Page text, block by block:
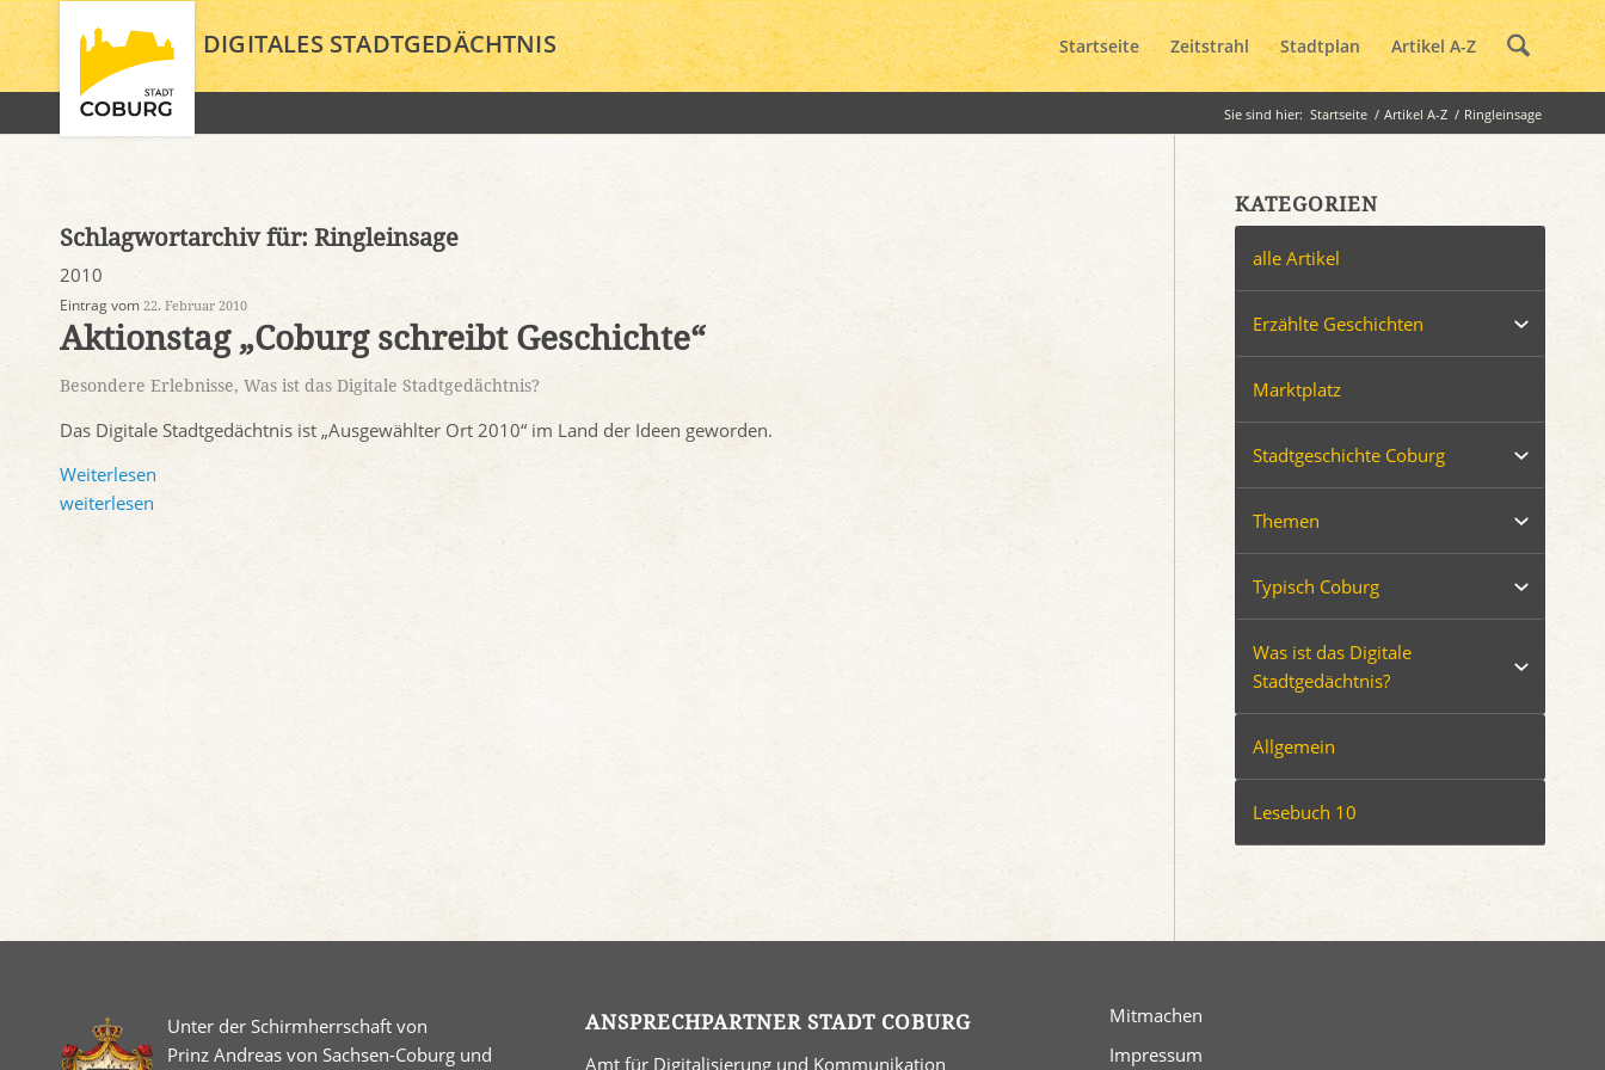
DIGITALES STADTGEDÄCHTNIS Startseite Zeitstrahl Stadtplan Artikel A-Z
Sie sind hier: Startseite / Artikel A-Z / Ringleinsage
Schlagwortarchiv für: Ringleinsage
2010
Eintrag vom 22. Februar 2010
Aktionstag „Coburg schreibt Geschichte“
Besondere Erlebnisse, Was ist das Digitale Stadtgedächtnis?
Das Digitale Stadtgedächtnis ist „Ausgewählter Ort 2010“ im Land der Ideen geworden.
Weiterlesen
weiterlesen
KATEGORIEN
alle Artikel
Erzählte Geschichten
Marktplatz
Stadtgeschichte Coburg
Themen
Typisch Coburg
Was ist das Digitale
Stadtgedächtnis?
Allgemein
Lesebuch 10
Unter der Schirmherrschaft von
Prinz Andreas von Sachsen-Coburg und
ANSPRECHPARTNER STADT COBURG
Amt für Digitalisierung und Kommunikation
Mitmachen
Impressum